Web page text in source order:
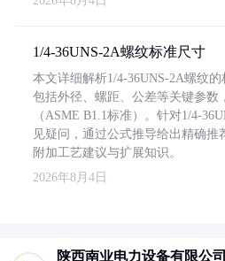
1/4-36UNS-2A螺纹标准尺寸
本文详细解析1/4-36UNS-2A螺纹的
包括外径、螺距、公差等关键参数
（ASME B1.1标准）。针对1/4-
见疑问，通过公式推导给出精确推
附加工艺建议与扩展知识。
2026年8月4日
陕西南业电力设备有限公司